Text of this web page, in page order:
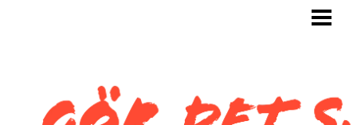
KAKLA SJÄLV